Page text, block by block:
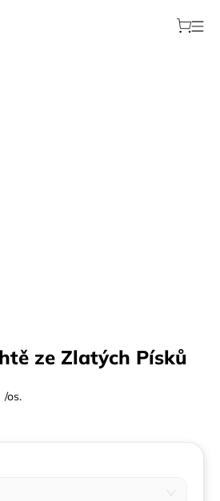
ze Zlatých Písků
/os.